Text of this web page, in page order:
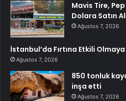
Mavis Tire,
Dolara Satın
Ağustos 7, 2026
İstanbul’da Fırtına Etkili Olmaya
Ağustos 7, 2026
850 tonluk
inşa etti
Ağustos 7, 2026